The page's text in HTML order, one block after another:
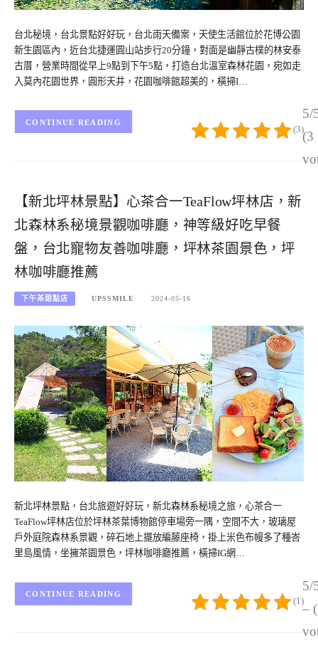
台北秘境，台北景點好好玩，台北雨天備案，天使生活館位於花博公園
新生園區內，近台北捷運圓山站步行20分鐘，對面是幽靜古樸的林安泰
古厝，營業時間從早上9點到下午5點，打造台北溫室森林花園，宛如走
入莫內花園世界，圓形天井，花園咖啡館超美的，橫掃I…
5/
(3
(3)
CONTINUE READING
【新北坪林景點】心茶合一TeaFlow坪林店，新
北森林系秘境景觀咖啡廳，神等級好吃早餐
盤，台北寵物友善咖啡廳，坪林茶園景色，坪
林咖啡廳推薦
下午茶甜點店 UPSSMILE 2024-05-16
新北坪林景點，台北旅遊好好玩，新北森林系秘境之旅，心茶合一
TeaFlow坪林店位於坪林茶葉博物館停車場旁一隅，空間不大，玻璃屋
戶外庭院森林系景觀，碎石地上擺放編藤座椅，掛上米色布幔多了種峇
里島風情，坐擁茶園景色，坪林咖啡廳推薦，橫掃IG網…
5/
–
(1)
CONTINUE READING